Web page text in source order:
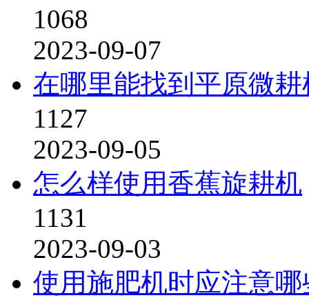
1068
2023-09-07
在哪里能找到平原微
1127
2023-09-05
怎么样使用香蕉旋耕机
1131
2023-09-03
使用施肥机时应注意